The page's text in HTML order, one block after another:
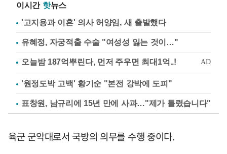
이시간 핫뉴스
'고지용과 이혼' 의사 허양임, 새 출발했다
유혜정, 자궁적출 수술 "여성성 잃는 것이…"
'원정도박 고백' 황기순 "본전 강박에 도피"
표창원, 남규리에 15년 만에 사과…"제가 틀렸습니다"
육군 군악대로서 국방의 의무를 수행 중이다.